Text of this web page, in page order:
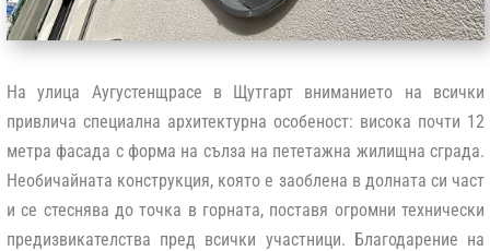
На улица Аугустенщрасе в Щутгарт вниманието на всички
привлича специална архитектурна особеност: висока почти 12
метра фасада с форма на сълза на пететажна жилищна сграда.
Необичайната конструкция, която е заоблена в долната си част
и се стеснява до точка в горната, поставя огромни технически
предизвикателства пред всички участници. Благодарение на